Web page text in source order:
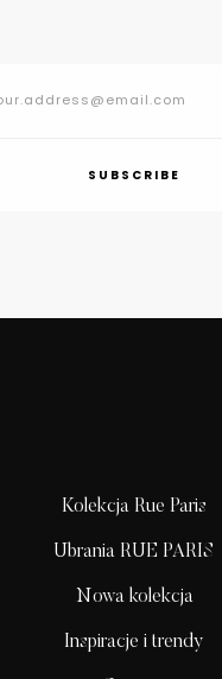
SUBSCRIBE
Kolekcja Rue Paris
Ubrania RUE PARIS
Nowa kolekcja
Inspiracje i trendy